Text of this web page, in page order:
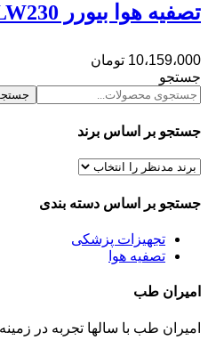
تصفیه هوا بیورر LW230
10،159،000 تومان
جستجو
جستجو بر اساس برند
جستجو بر اساس دسته بندی
تجهیزات پزشکی
تصفیه هوا
امیران طب
امیران طب با سالها تجربه در